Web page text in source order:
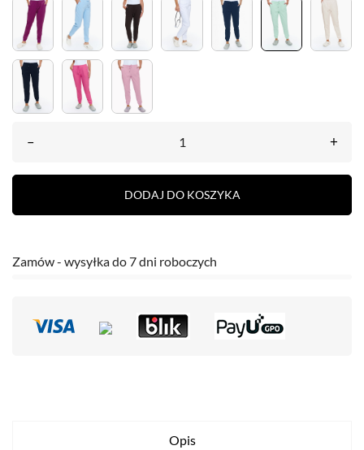
– +
DODAJ DO KOSZYKA
Zamów - wysyłka do 7 dni roboczych
Opis